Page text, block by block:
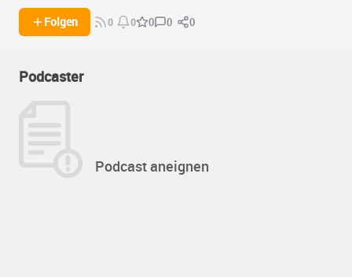
Folgen 0 0 0 0 0
Podcaster
Podcast aneignen